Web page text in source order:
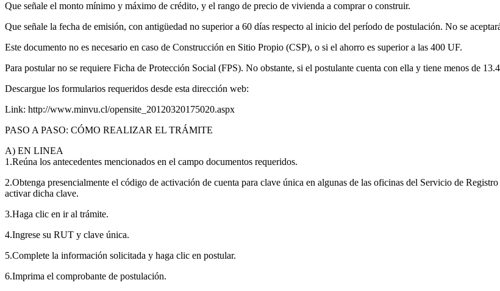
Que señale el monto mínimo y máximo de crédito, y el rango de precio de vivienda a comprar o construir.
Que señale la fecha de emisión, con antigüedad no superior a 60 días respecto al inicio del período de postulación. No se
Este documento no es necesario en caso de Construcción en Sitio Propio (CSP), o si el ahorro es superior a las 400 UF.
Para postular no se requiere Ficha de Protección Social (FPS). No obstante, si el postulante cuenta con ella y tiene menos de
Descargue los formularios requeridos desde esta dirección web:
Link: http://www.minvu.cl/opensite_20120320175020.aspx
PASO A PASO: CÓMO REALIZAR EL TRÁMITE
A) EN LINEA
1.Reúna los antecedentes mencionados en el campo documentos requeridos.
2.Obtenga presencialmente el código de activación de cuenta para clave única en algunas de las oficinas del Servicio de
activar dicha clave.
3.Haga clic en ir al trámite.
4.Ingrese su RUT y clave única.
5.Complete la información solicitada y haga clic en postular.
6.Imprima el comprobante de postulación.